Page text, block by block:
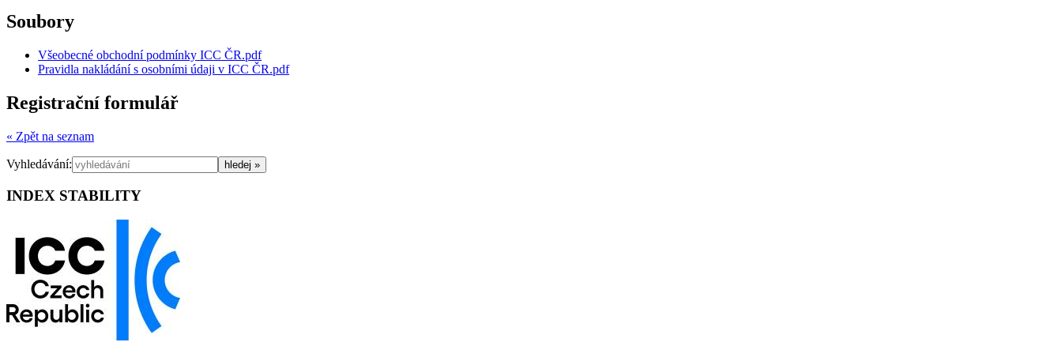
Soubory
Všeobecné obchodní podmínky ICC ČR.pdf
Pravidla nakládání s osobními údaji v ICC ČR.pdf
Registrační formulář
« Zpět na seznam
Vyhledávání:
INDEX STABILITY